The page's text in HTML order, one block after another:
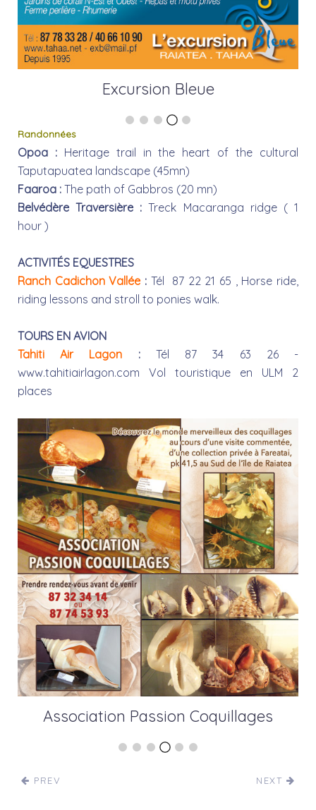
Excursion Bleue
Randonnées
Opoa :Heritage trail in the heart of the cultural
Taputapuatea landscape (45mn)
Faaroa : The path of Gabbros (20 mn)
Belvédère Traversière :Treck Macaranga ridge ( 1
hour )
ACTIVITÉS EQUESTRES
Ranch Cadichon Vallée: Tél 87 22 21 65 , Horse ride,
riding lessons and stroll to ponies walk.
TOURS EN AVION
Tahiti Air Lagon : Tél 87 34 63 26 -
www.tahitiairlagon.com Vol touristique en ULM 2
places
Association Passion Coquillages
PREV NEXT